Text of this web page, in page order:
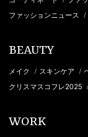
ファッションニュース /
BEAUTY
メイク / スキンケア /
クリスマスコフレ2025 /
WORK